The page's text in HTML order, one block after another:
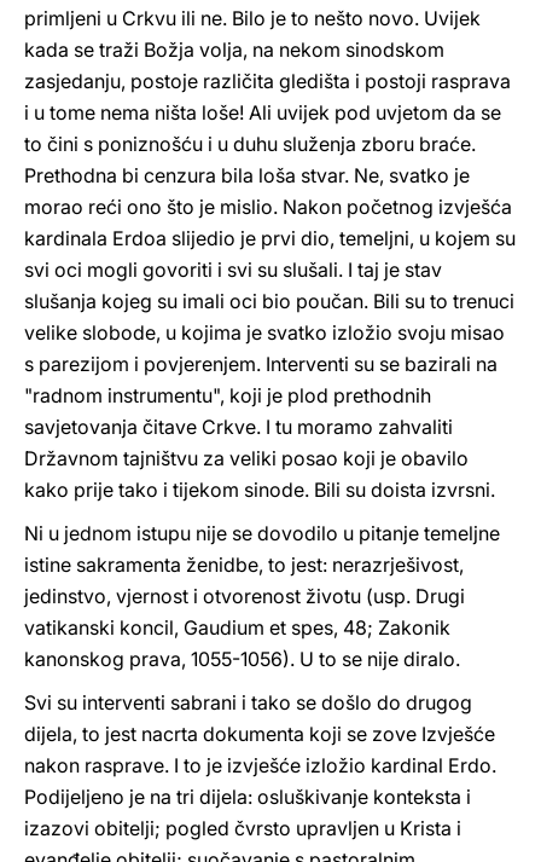
primljeni u Crkvu ili ne. Bilo je to nešto novo. Uvijek
kada se traži Božja volja, na nekom sinodskom
zasjedanju, postoje različita gledišta i postoji rasprava
i u tome nema ništa loše! Ali uvijek pod uvjetom da se
to čini s poniznošću i u duhu služenja zboru braće.
Prethodna bi cenzura bila loša stvar. Ne, svatko je
morao reći ono što je mislio. Nakon početnog izvješća
kardinala Erdoa slijedio je prvi dio, temeljni, u kojem su
svi oci mogli govoriti i svi su slušali. I taj je stav
slušanja kojeg su imali oci bio poučan. Bili su to trenuci
velike slobode, u kojima je svatko izložio svoju misao
s parezijom i povjerenjem. Interventi su se bazirali na
"radnom instrumentu", koji je plod prethodnih
savjetovanja čitave Crkve. I tu moramo zahvaliti
Državnom tajništvu za veliki posao koji je obavilo
kako prije tako i tijekom sinode. Bili su doista izvrsni.
Ni u jednom istupu nije se dovodilo u pitanje temeljne
istine sakramenta ženidbe, to jest: nerazrješivost,
jedinstvo, vjernost i otvorenost životu (usp. Drugi
vatikanski koncil, Gaudium et spes, 48; Zakonik
kanonskog prava, 1055-1056). U to se nije diralo.
Svi su interventi sabrani i tako se došlo do drugog
dijela, to jest nacrta dokumenta koji se zove Izvješće
nakon rasprave. I to je izvješće izložio kardinal Erdo.
Podijeljeno je na tri dijela: osluškivanje konteksta i
izazovi obitelji; pogled čvrsto upravljen u Krista i